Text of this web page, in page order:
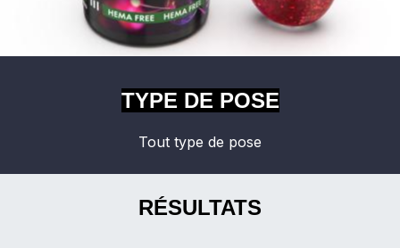
TYPE DE POSE
Tout type de pose
RÉSULTATS